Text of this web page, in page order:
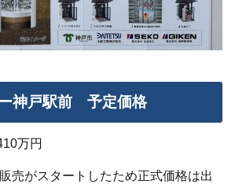
神戸駅前 予定価格
万円
売がスタートしたため正式価格は出